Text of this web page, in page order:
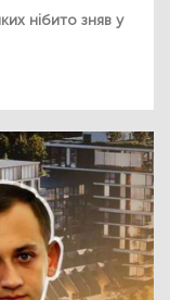
нібито зняв у